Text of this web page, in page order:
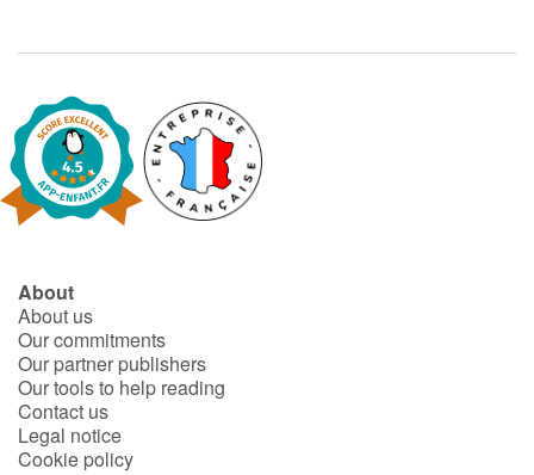
About
About us
Our commitments
Our partner publishers
Our tools to help reading
Contact us
Legal notice
Cookie policy